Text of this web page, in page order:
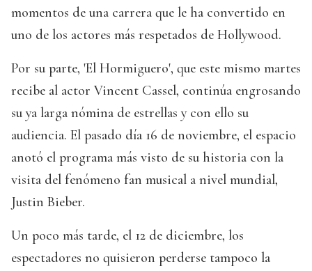
momentos de una carrera que le ha convertido en
uno de los actores más respetados de Hollywood.
Por su parte, 'El Hormiguero', que este mismo martes
recibe al actor Vincent Cassel, continúa engrosando
su ya larga nómina de estrellas y con ello su
audiencia. El pasado día 16 de noviembre, el espacio
anotó el programa más visto de su historia con la
visita del fenómeno fan musical a nivel mundial,
Justin Bieber.
Un poco más tarde, el 12 de diciembre, los
espectadores no quisieron perderse tampoco la